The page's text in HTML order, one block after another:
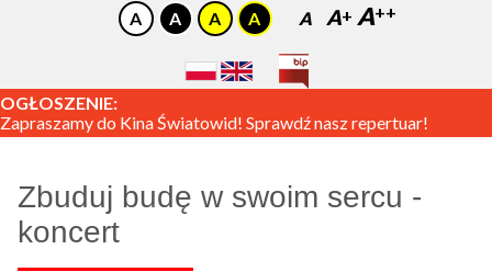
A A A
OGŁOSZENIE:
Zapraszamy do Kina Światowid! Sprawdź nasz repertuar!
Zbuduj budę w swoim sercu -
koncert